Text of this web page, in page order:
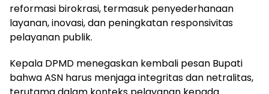
reformasi birokrasi, termasuk penyederhanaan
layanan, inovasi, dan peningkatan responsivitas
pelayanan publik.
Kepala DPMD menegaskan kembali pesan Bupati
bahwa ASN harus menjaga integritas dan netralitas,